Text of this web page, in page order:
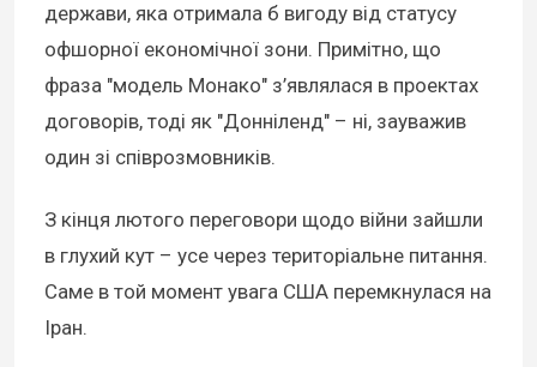
держави, яка отримала б вигоду від статусу
офшорної економічної зони. Примітно, що
фраза "модель Монако" з’являлася в проектах
договорів, тоді як "Донніленд" – ні, зауважив
один зі співрозмовників.
З кінця лютого переговори щодо війни зайшли
в глухий кут – усе через територіальне питання.
Саме в той момент увага США перемкнулася на
Іран.